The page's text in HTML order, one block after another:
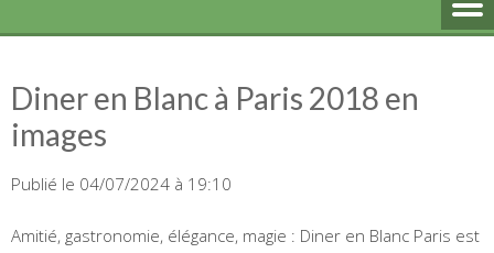
Diner en Blanc à Paris 2018 en
images
Publié le 04/07/2024 à 19:10
Amitié, gastronomie, élégance, magie : Diner en Blanc Paris est